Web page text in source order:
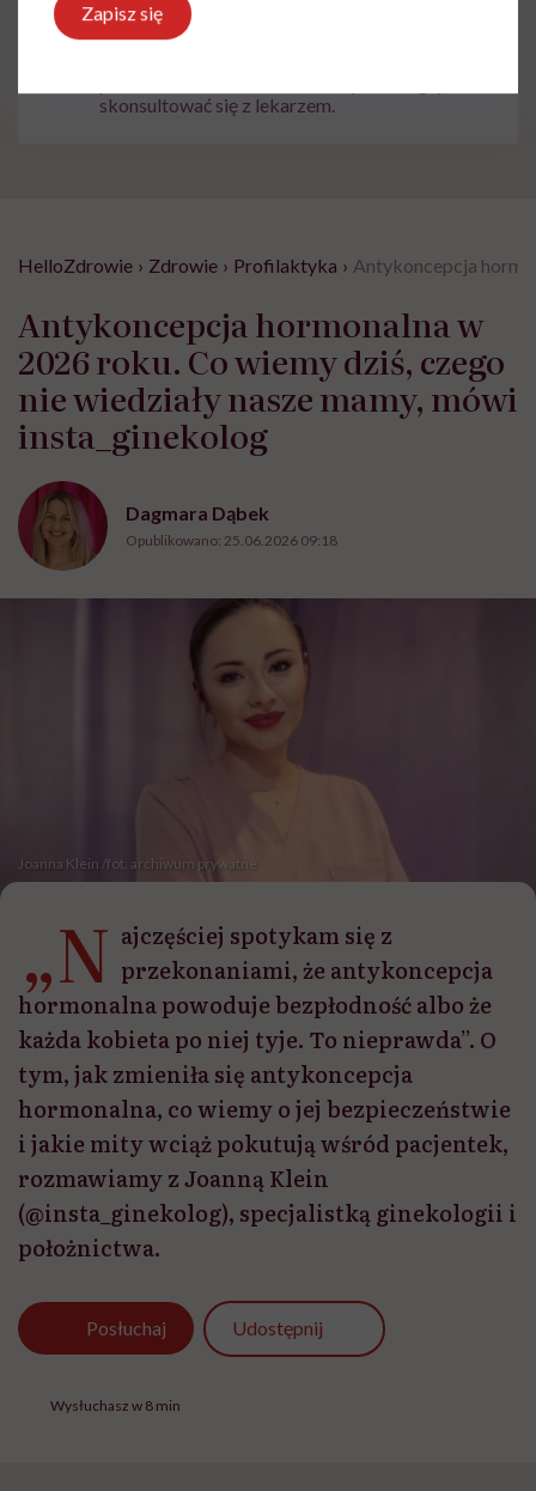
i
Treści zawarte w serwisie mają wyłącznie
charakter informacyjny i nie stanowią porady
skonsultować się z lekarzem.
HelloZdrowie › Zdrowie › Profilaktyka › Antykoncepcja
Antykoncepcja hormonalna w
2026 roku. Co wiemy dziś, czego
nie wiedziały nasze mamy, mówi
insta_ginekolog
Dagmara Dąbek
Opublikowano: 25.06.2026 09:18
Joanna Klein /fot. archiwum prywatne
„N ajczęściej spotykam się z
przekonaniami, że antykoncepcja
hormonalna powoduje bezpłodność albo że
każda kobieta po niej tyje. To nieprawda”. O
tym, jak zmieniła się antykoncepcja
hormonalna, co wiemy o jej bezpieczeństwie
i jakie mity wciąż pokutują wśród pacjentek,
rozmawiamy z Joanną Klein
(@insta_ginekolog), specjalistką ginekologii i
położnictwa.
Posłuchaj Udostępnij
Wysłuchasz w 8 min
Zapisz się